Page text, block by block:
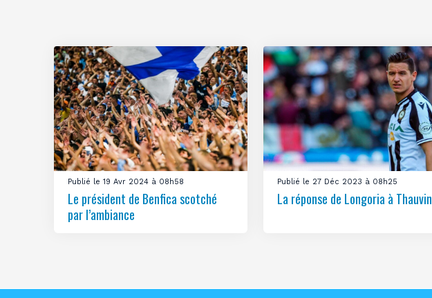
Publié le 19 Avr 2024 à 08h58
Le président de Benfica scotché
par l’ambiance
Publié le 27 Déc 2023 à 08h25
La réponse de Longoria à Thauvin